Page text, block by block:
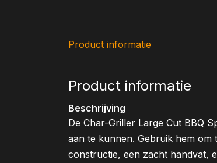
Product informatie
Product informatie
Beschrijving
De Char-Griller Large Cut BBQ
aan te kunnen. Gebruik hem
constructie, een zacht handvat,